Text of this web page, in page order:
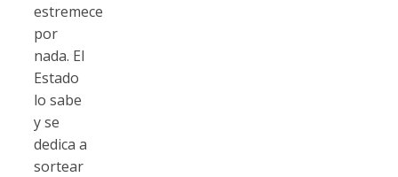
estremece
por
nada. El
Estado
lo sabe
y se
dedica a
sortear